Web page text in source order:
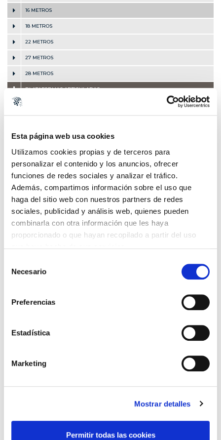
Esta página web usa cookies
Utilizamos cookies propias y de terceros para
personalizar el contenido y los anuncios, ofrecer
funciones de redes sociales y analizar el tráfico.
Además, compartimos información sobre el uso que
haga del sitio web con nuestros partners de redes
sociales, publicidad y análisis web, quienes pueden
combinarla con otra información que les haya
proporcionado o que hayan recopilado a partir del uso
Necesario
Preferencias
Estadística
Marketing
Mostrar detalles
Permitir todas las cookies
16 METROS
18 METROS
22 METROS
27 METROS
28 METROS
PLATAFORMAS ARTICULADAS
PLATAFORMAS SOBRE ORUGA
ELEVADORES VERTICALES
ELEVADORES DE PERSONAS
ELEVADORES DE MATERIAL
TRANSPALETAS
CARRETILLAS ELEVADORAS
MANIPULADORES TELESCÓPICOS
PLATAFORMAS DE TIJERA